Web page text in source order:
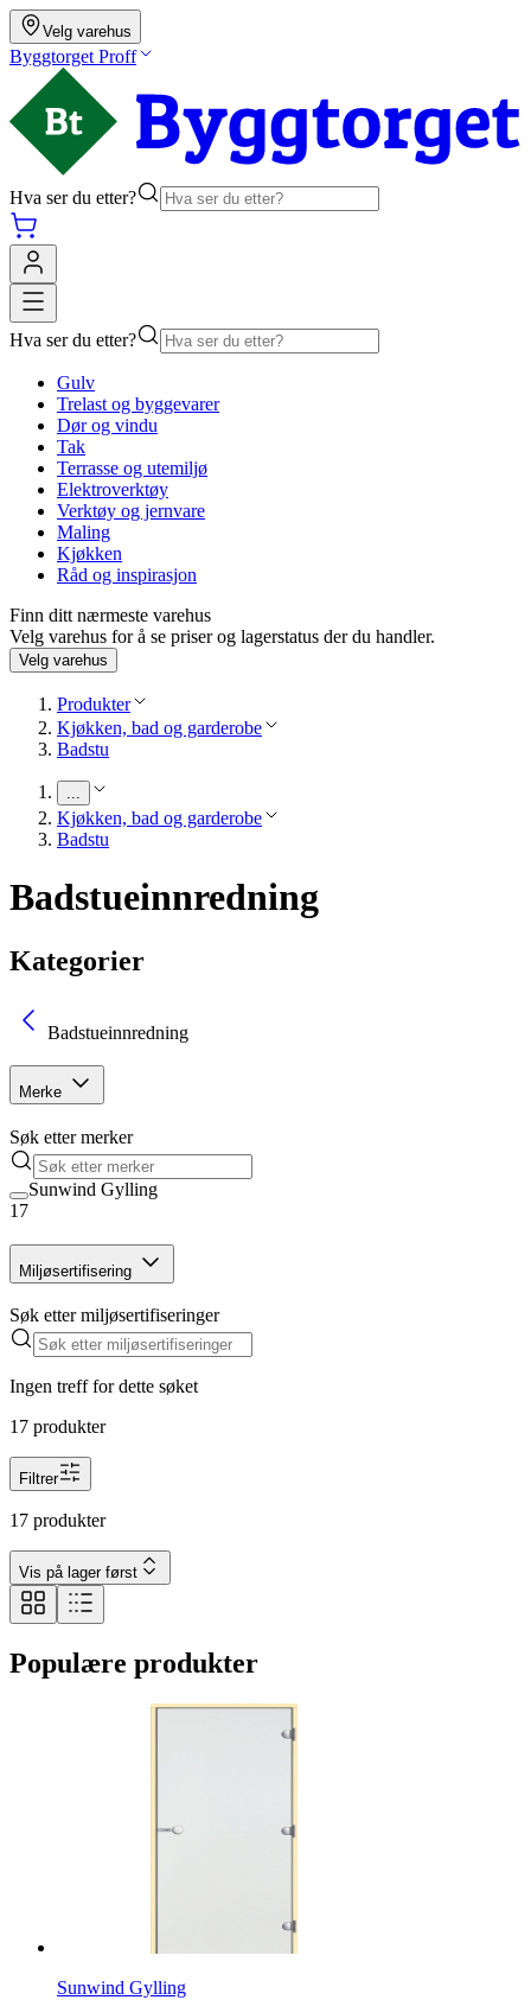
Velg varehus
Byggtorget Proff
Hva ser du etter?
Hva ser du etter?
Gulv
Trelast og byggevarer
Dør og vindu
Tak
Terrasse og utemiljø
Elektroverktøy
Verktøy og jernvare
Maling
Kjøkken
Råd og inspirasjon
Finn ditt nærmeste varehus
Velg varehus for å se priser og lagerstatus der du handler.
Velg varehus
Produkter
Kjøkken, bad og garderobe
Badstu
Kjøkken, bad og garderobe
Badstu
Badstueinnredning
Kategorier
Badstueinnredning
Merke
Søk etter merker
Sunwind Gylling
17
Miljøsertifisering
Søk etter miljøsertifiseringer
Ingen treff for dette søket
17 produkter
Filtrer
17 produkter
Vis på lager først
Populære produkter
Sunwind Gylling